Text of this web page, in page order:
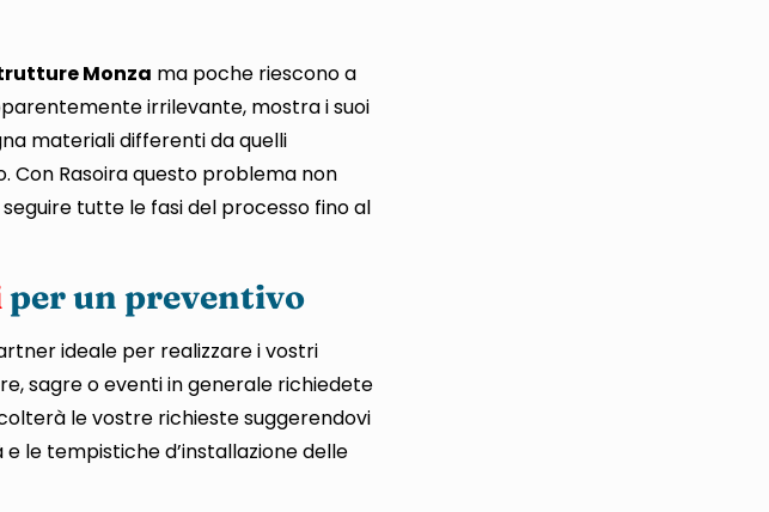
Monza ma poche riescono a
irrilevante, mostra i suoi
materiali differenti da quelli
Rasoira questo problema non
tutte le fasi del processo fino al
per un preventivo
ideale per realizzare i vostri
sagre o eventi in generale richiedete
le vostre richieste suggerendovi
le tempistiche d’installazione delle